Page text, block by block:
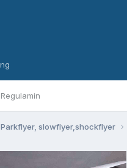
Regulamin
Parkflyer, slowflyer,shockflyer